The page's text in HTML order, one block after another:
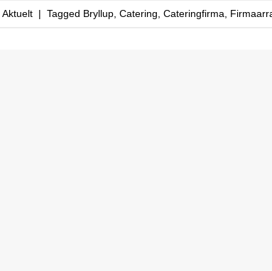
Aktuelt | Tagged Bryllup Catering Cateringfirma